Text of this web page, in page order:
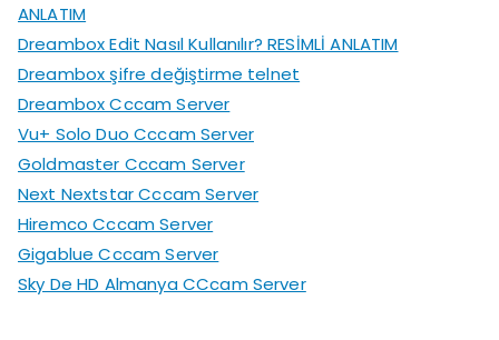
ANLATIM
Dreambox Edit Nasıl Kullanılır? RESİMLİ ANLATIM
Dreambox şifre değiştirme telnet
Dreambox Cccam Server
Vu+ Solo Duo Cccam Server
Goldmaster Cccam Server
Next Nextstar Cccam Server
Hiremco Cccam Server
Gigablue Cccam Server
Sky De HD Almanya CCcam Server